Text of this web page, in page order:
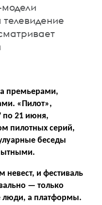
премьерами,
«Пилот»,
по 21 июня,
пилотных серий,
беседы
невест, и фестиваль
— только
люди, а платформы.